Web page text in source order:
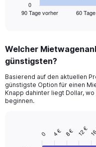
Range:
91
The
chart
has
displaying
90 Tage vorher 60
0
End
Welcher
günstigsten?
Basierend auf den aktuellen
günstigste Option für einen
Knapp dahinter liegt Dollar,
beginnen.
0 4 € 8 € 12 €